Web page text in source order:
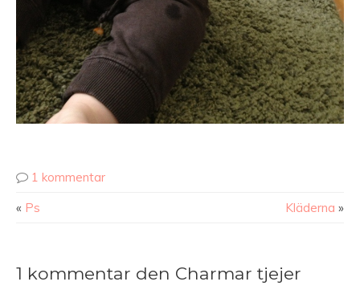
1 kommentar
« Ps Kläderna »
1 kommentar den Charmar tjejer